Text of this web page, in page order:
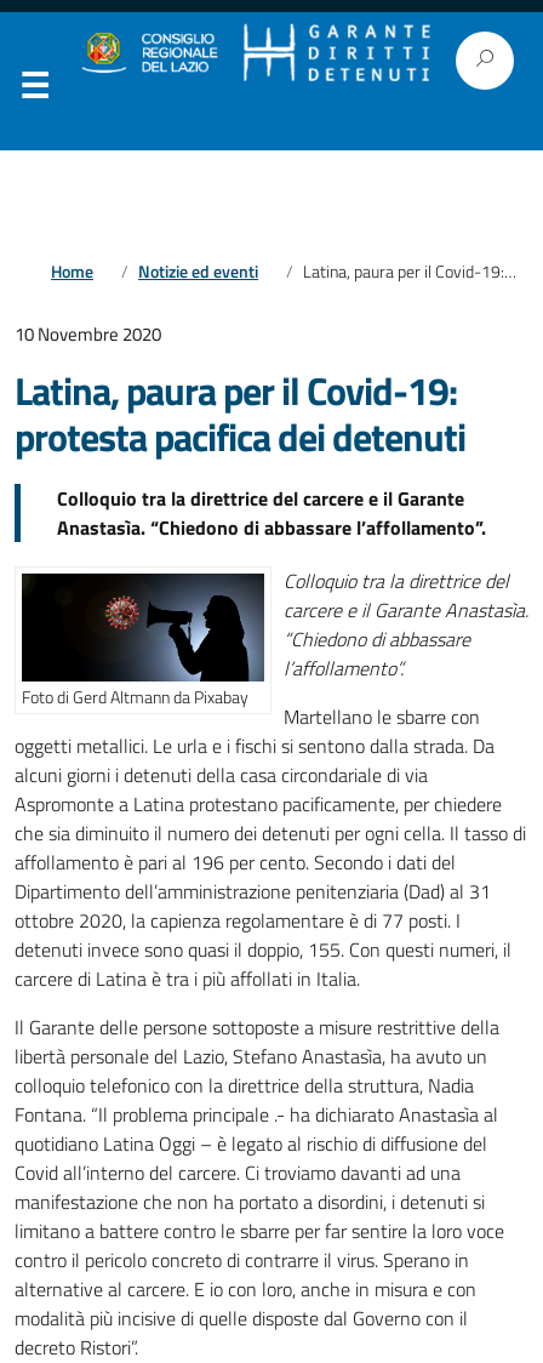
Home Notizie ed eventi Latina, paura per il Covid-19: protesta pacifica dei detenuti
10 Novembre 2020
Latina, paura per il Covid-19:
protesta pacifica dei detenuti
Colloquio tra la direttrice del carcere e il Garante
Anastasìa. “Chiedono di abbassare l’affollamento”.
Foto di Gerd Altmann da Pixabay
Colloquio tra la direttrice del
carcere e il Garante Anastasìa.
“Chiedono di abbassare
l’affollamento”.
Martellano le sbarre con
oggetti metallici. Le urla e i fischi si sentono dalla strada. Da
alcuni giorni i detenuti della casa circondariale di via
Aspromonte a Latina protestano pacificamente, per chiedere
che sia diminuito il numero dei detenuti per ogni cella. Il tasso di
affollamento è pari al 196 per cento. Secondo i dati del
Dipartimento dell’amministrazione penitenziaria (Dad) al 31
ottobre 2020, la capienza regolamentare è di 77 posti. I
detenuti invece sono quasi il doppio, 155. Con questi numeri, il
carcere di Latina è tra i più affollati in Italia.
Il Garante delle persone sottoposte a misure restrittive della
libertà personale del Lazio, Stefano Anastasìa, ha avuto un
colloquio telefonico con la direttrice della struttura, Nadia
Fontana. “Il problema principale .- ha dichiarato Anastasìa al
quotidiano Latina Oggi – è legato al rischio di diffusione del
Covid all’interno del carcere. Ci troviamo davanti ad una
manifestazione che non ha portato a disordini, i detenuti si
limitano a battere contro le sbarre per far sentire la loro voce
contro il pericolo concreto di contrarre il virus. Sperano in
alternative al carcere. E io con loro, anche in misura e con
modalità più incisive di quelle disposte dal Governo con il
decreto Ristori”.